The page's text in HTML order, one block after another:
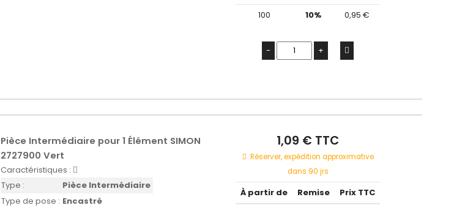
100
10% 0,95 €
- +
Pièce Intermédiaire pour 1 Élément SIMON
2727900 Vert
Caractéristiques :
Type :
Pièce Intermédiaire
Type de pose : Encastré
1,09 € TTC
Réserver, expédition approximative
dans 90 jrs
À partir de Remise
Prix TTC